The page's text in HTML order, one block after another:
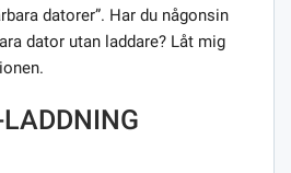
datorer”. Har du någonsin
dator utan laddare? Låt mig